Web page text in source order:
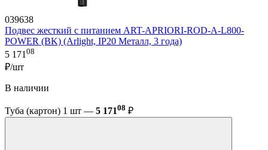
039638
Подвес жесткий с питанием ART-APRIORI-ROD-A-L800-
POWER (BK) (Arlight, IP20 Металл, 3 года)
5 171 08
₽/шт
В наличии
Туба (картон) 1 шт — 5 17108 ₽